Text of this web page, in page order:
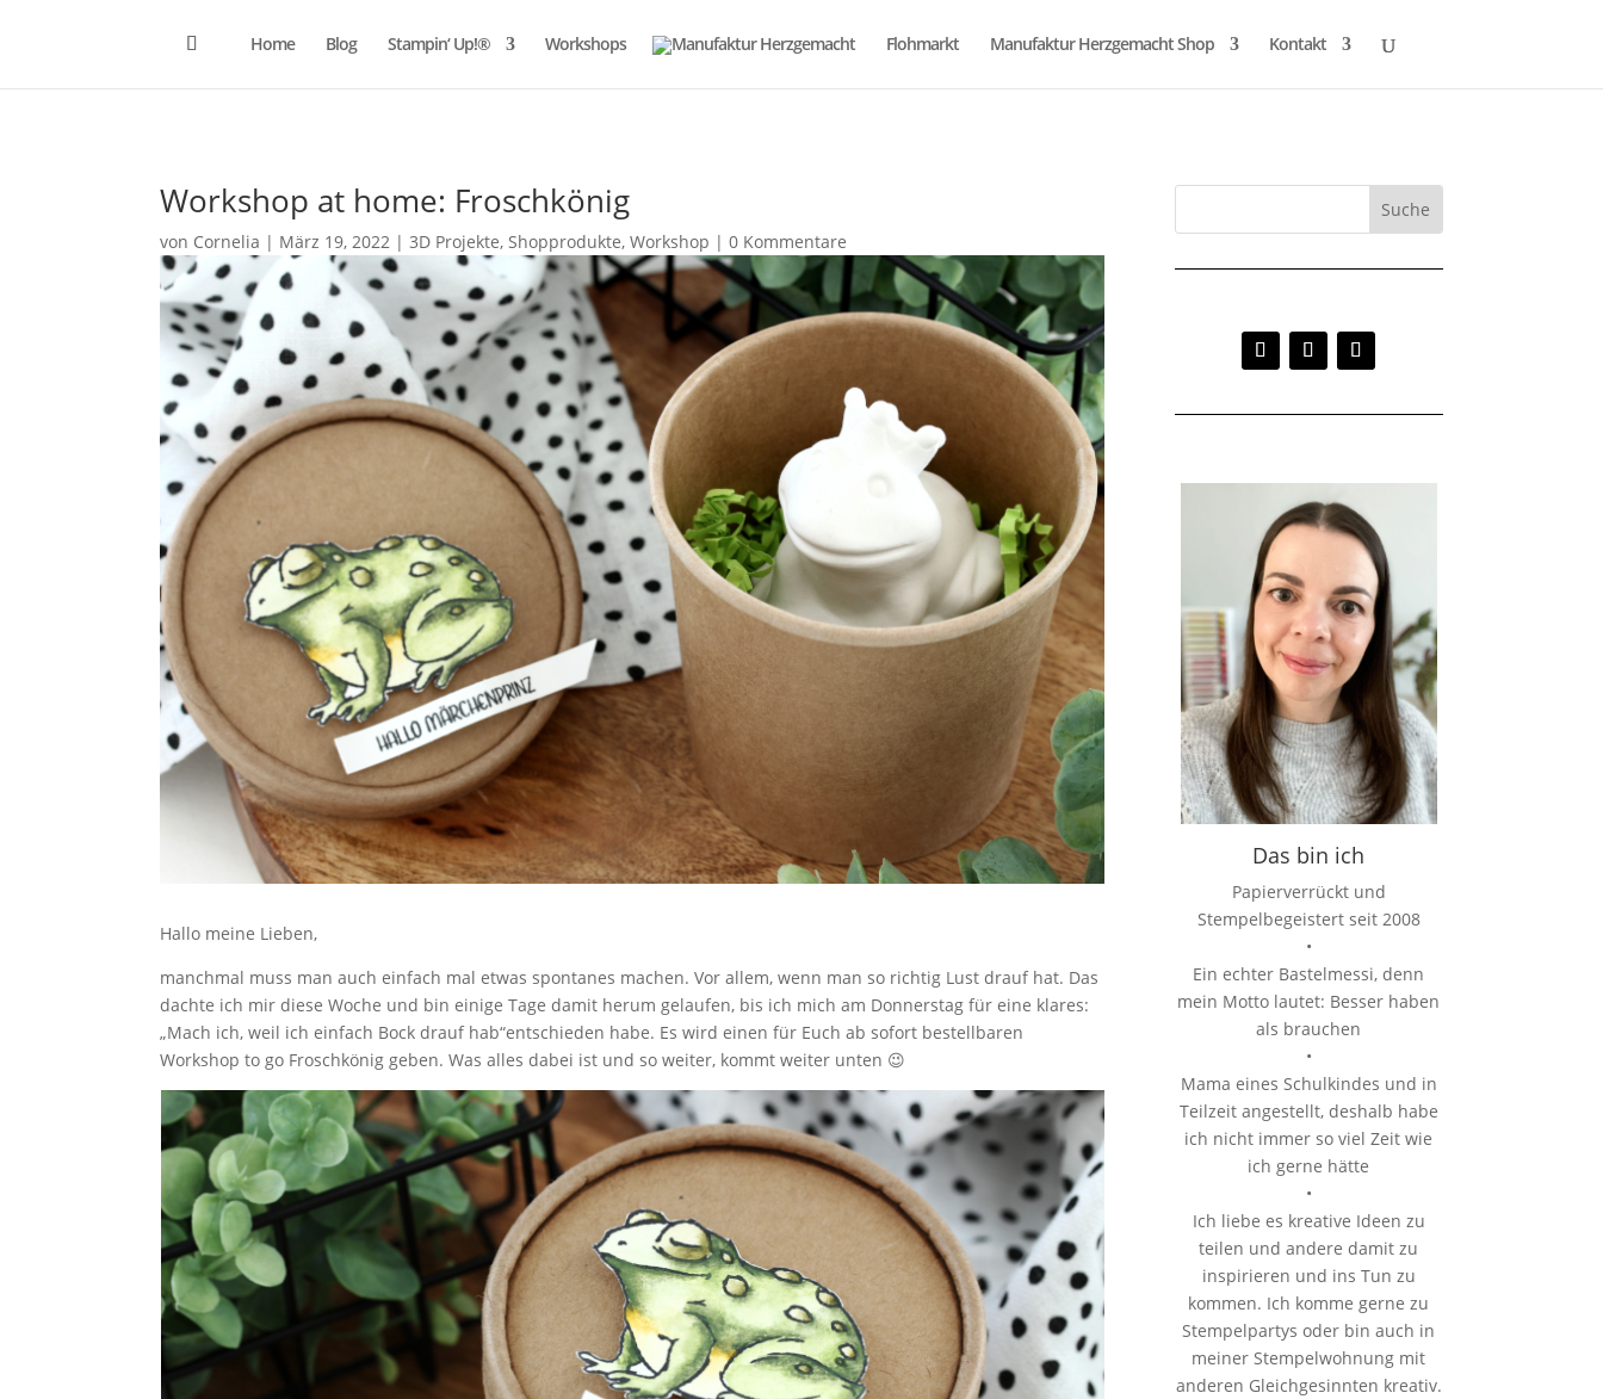
Home Blog Stampin‘ Up!® Workshops Flohmarkt Manufaktur Herzgemacht Shop Kontakt
Workshop at home: Froschkönig
von Cornelia | März 19, 2022 |3D Projekte, Shopprodukte,Workshop |0 Kommentare
Hallo meine Lieben,
manchmal muss man auch einfach mal etwas spontanes machen. Vor allem, wenn man so richtig Lust drauf hat. Das
dachte ich mir diese Woche und bin einige Tage damit herum gelaufen, bis ich mich am Donnerstag für eine klares:
„Mach ich, weil ich einfach Bock drauf hab“entschieden habe. Es wird einen für Euch ab sofort bestellbaren
Workshop to go Froschkönig geben. Was alles dabei ist und so weiter, kommt weiter unten 😉
Das bin ich
Papierverrückt und
Stempelbegeistert seit 2008
•
Ein echter Bastelmessi, denn
mein Motto lautet: Besser haben
als brauchen
•
Mama eines Schulkindes und in
Teilzeit angestellt, deshalb habe
ich nicht immer so viel Zeit wie
ich gerne hätte
•
Ich liebe es kreative Ideen zu
teilen und andere damit zu
inspirieren und ins Tun zu
kommen. Ich komme gerne zu
Stempelpartys oder bin auch in
meiner Stempelwohnung mit
anderen Gleichgesinnten kreativ.